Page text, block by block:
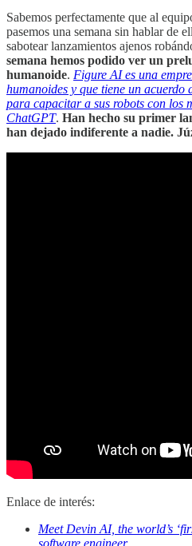
Sabemos perfectamente que al
pasemos una semana sin hablar de
sabotear lanzamientos ajenos
semana hemos podido ver un
humanoide. Figure AI es una
humanoides y que tiene un
para capacitar a sus robots con los
ChatGPT. Han hecho su primer
han dejado indiferente a nadie.
Enlace de interés:
Meet Devin AI, the world’s
software engineer